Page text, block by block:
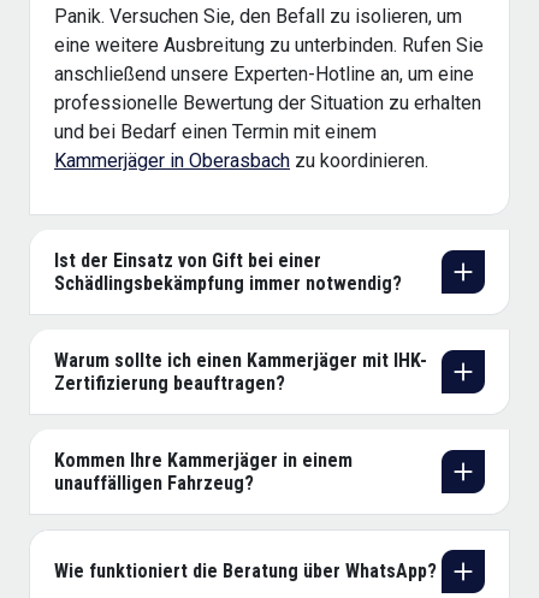
Panik. Versuchen Sie, den Befall zu isolieren, um
eine weitere Ausbreitung zu unterbinden. Rufen Sie
anschließend unsere Experten-Hotline an, um eine
professionelle Bewertung der Situation zu erhalten
und bei Bedarf einen Termin mit einem
Kammerjäger in Oberasbach zu koordinieren.
Ist der Einsatz von Gift bei einer
Schädlingsbekämpfung immer notwendig?
Warum sollte ich einen Kammerjäger mit IHK-
Zertifizierung beauftragen?
Kommen Ihre Kammerjäger in einem
unauffälligen Fahrzeug?
Wie funktioniert die Beratung über WhatsApp?